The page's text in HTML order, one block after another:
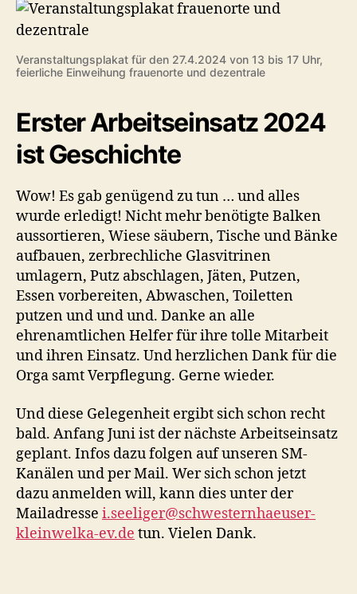
Veranstaltungsplakat für den 27.4.2024 von 13 bis 17 Uhr,
feierliche Einweihung frauenorte und dezentrale
Erster Arbeitseinsatz 2024
ist Geschichte
Wow! Es gab genügend zu tun … und alles
wurde erledigt! Nicht mehr benötigte Balken
aussortieren, Wiese säubern, Tische und Bänke
aufbauen, zerbrechliche Glasvitrinen
umlagern, Putz abschlagen, Jäten, Putzen,
Essen vorbereiten, Abwaschen, Toiletten
putzen und und und. Danke an alle
ehrenamtlichen Helfer für ihre tolle Mitarbeit
und ihren Einsatz. Und herzlichen Dank für die
Orga samt Verpflegung. Gerne wieder.
Und diese Gelegenheit ergibt sich schon recht
bald. Anfang Juni ist der nächste Arbeitseinsatz
geplant. Infos dazu folgen auf unseren SM-
Kanälen und per Mail. Wer sich schon jetzt
dazu anmelden will, kann dies unter der
Mailadresse i.seeliger@schwesternhaeuser-
kleinwelka-ev.de tun. Vielen Dank.